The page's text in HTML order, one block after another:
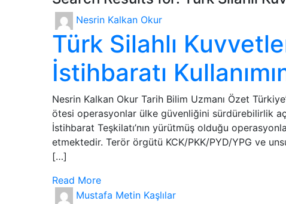
Nesrin Kalkan Okur
Türk Silahlı
İstihbaratı
Nesrin Kalkan Okur Tarih Bilim Uzmanı Özet
ötesi operasyonlar ülke güvenliğini sürdürebilirlik
İstihbarat Teşkilatı’nın yürütmüş olduğu
etmektedir. Terör örgütü KCK/PKK/PYD/YPG ve
[…]
Read More
Mustafa Metin Kaşlılar